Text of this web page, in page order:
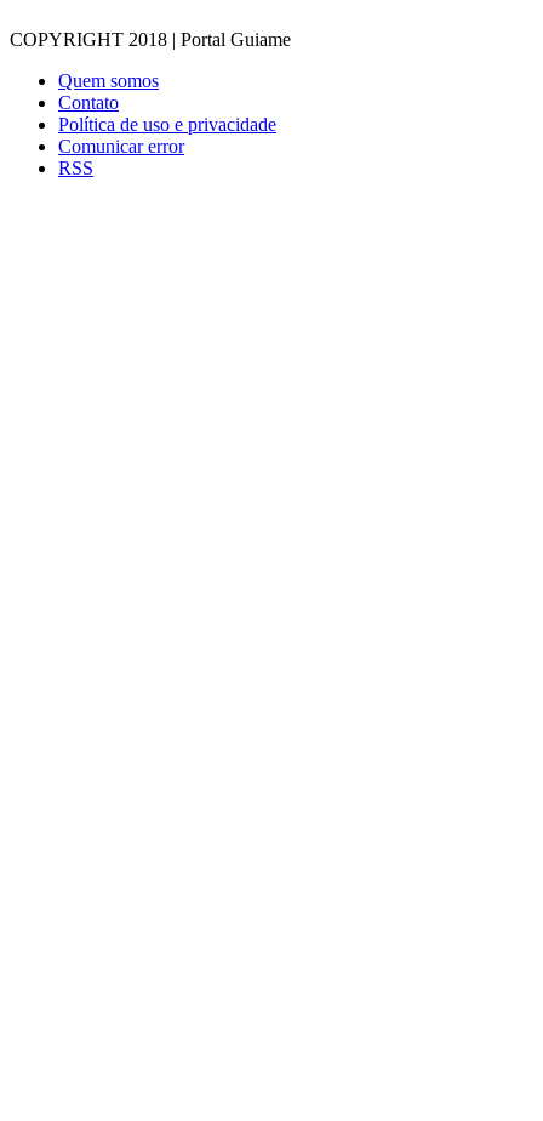
COPYRIGHT 2018 | Portal Guiame
Quem somos
Contato
Política de uso e privacidade
Comunicar error
RSS